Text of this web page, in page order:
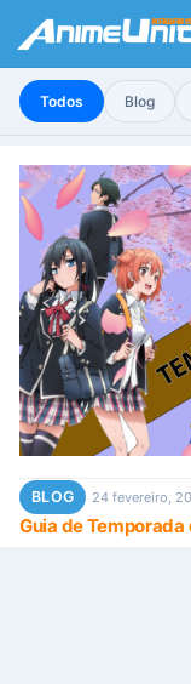
Todos Blog
BLOG 24 fevereiro,
Guia de